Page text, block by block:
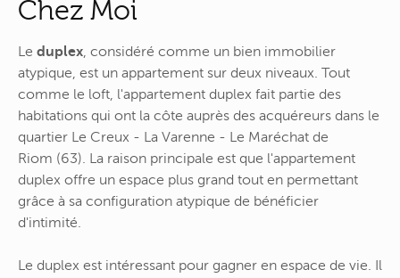
Chez Moi
Le duplex, considéré comme un bien immobilier
atypique, est un appartement sur deux niveaux. Tout
comme le loft, l'appartement duplex fait partie des
habitations qui ont la côte auprès des acquéreurs dans le
quartier Le Creux - La Varenne - Le Maréchat de
Riom (63). La raison principale est que l'appartement
duplex offre un espace plus grand tout en permettant
grâce à sa configuration atypique de bénéficier
d'intimité.
Le duplex est intéressant pour gagner en espace de vie. Il